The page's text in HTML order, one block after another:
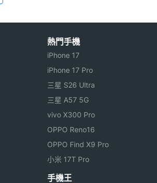
熱門手機
iPhone 17
iPhone 17 Pro
三星 S26 Ultra
三星 A57 5G
vivo X300 Pro
OPPO Reno16
OPPO Find X9 Pro
小米 17T Pro
手機王